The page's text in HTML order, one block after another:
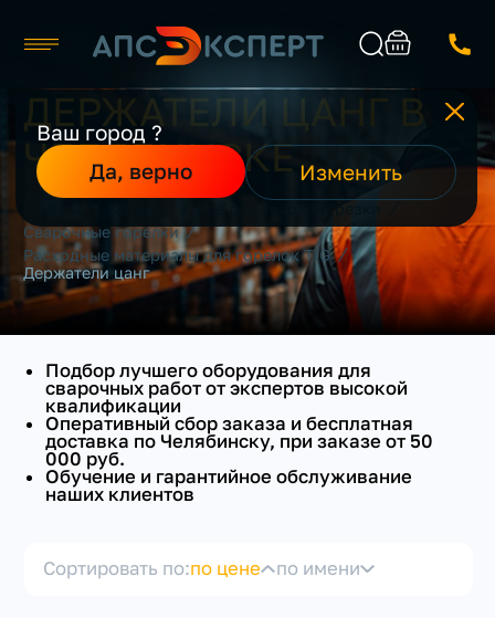
Ваш город ?
Да, верно
Изменить
Челябинск
Каталог
О компании
Реализованные проекты
Контакты
ДЕРЖАТЕЛИ ЦАНГ В
ЧЕЛЯБИНСКЕ
/
Сварочные горелки /
Расходные материалы для горелок TIG /
Держатели цанг
Подбор лучшего оборудования для
сварочных работ от экспертов высокой
квалификации
Оперативный сбор заказа и бесплатная
доставка по Челябинску, при заказе от 50
000 руб.
Обучение и гарантийное обслуживание
наших клиентов
Сортировать по:по цене по имени
Найти